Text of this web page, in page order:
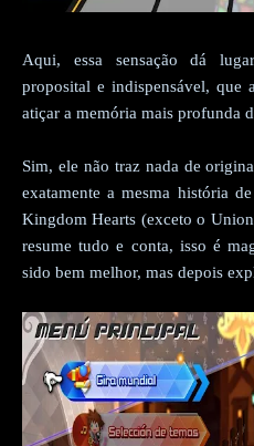
Aqui, essa sensação dá
proposital e indispensável, que
atiçar a memória mais profunda
Sim, ele não traz nada de
exatamente a mesma história
Kingdom Hearts (exceto o
resume tudo e conta, isso é
sido bem melhor, mas depois